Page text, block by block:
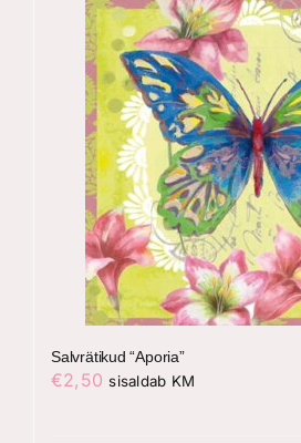
Salvrätikud “Aporia”
€2,50 sisaldab KM